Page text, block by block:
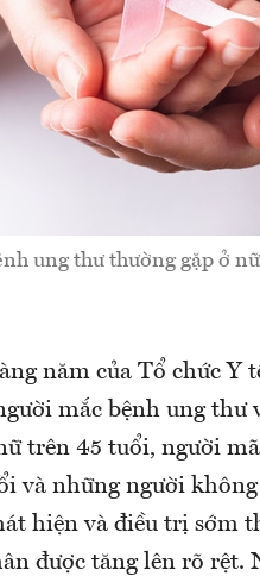
ung thư thường gặp ở
năm của Tổ chức Y
mắc bệnh ung thư
trên 45 tuổi, người
và những người
hiện và điều trị sớm
được tăng lên rõ rệt.